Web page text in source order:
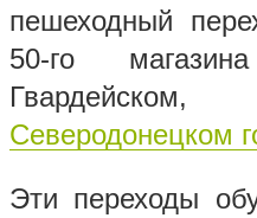
пешеходный
50-го
Северодонецком
Эти переходы